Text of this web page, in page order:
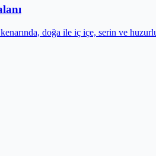
doğa ile iç içe, serin ve